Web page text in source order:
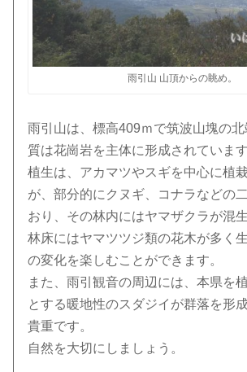
雨引山 山頂からの眺め。
雨引山は、標高409ｍで筑波山塊の
質は花崗岩を主体に形成されています
植生は、アカマツやスギを中心に植
が、部分的にクヌギ、コナラなどの
おり、その林内にはヤマザクラが混
林床にはヤマツツジ類の花木が多く
の変化を楽しむことができます。
また、雨引観音の周辺には、本県を
とする暖地性のスダジイが群落を形
貴重です。
自然を大切にしましょう。